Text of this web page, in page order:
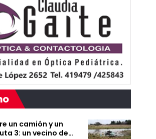
un camión y un
3: un vecino de…